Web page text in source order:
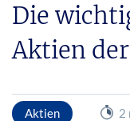
Die
Aktien
Aktien 2